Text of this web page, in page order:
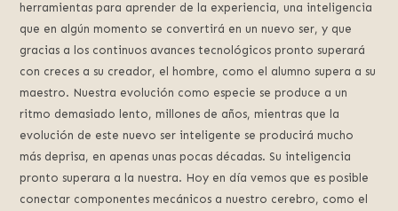
herramientas para aprender de la experiencia, una inteligencia
que en algún momento se convertirá en un nuevo ser, y que
gracias a los continuos avances tecnológicos pronto superará
con creces a su creador, el hombre, como el alumno supera a su
maestro. Nuestra evolución como especie se produce a un
ritmo demasiado lento, millones de años, mientras que la
evolución de este nuevo ser inteligente se producirá mucho
más deprisa, en apenas unas pocas décadas. Su inteligencia
pronto superara a la nuestra. Hoy en día vemos que es posible
conectar componentes mecánicos a nuestro cerebro, como el